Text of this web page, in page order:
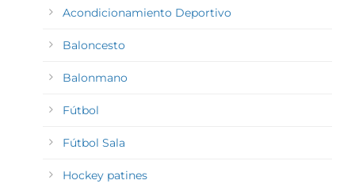
Acondicionamiento Deportivo
Baloncesto
Balonmano
Fútbol
Fútbol Sala
Hockey patines